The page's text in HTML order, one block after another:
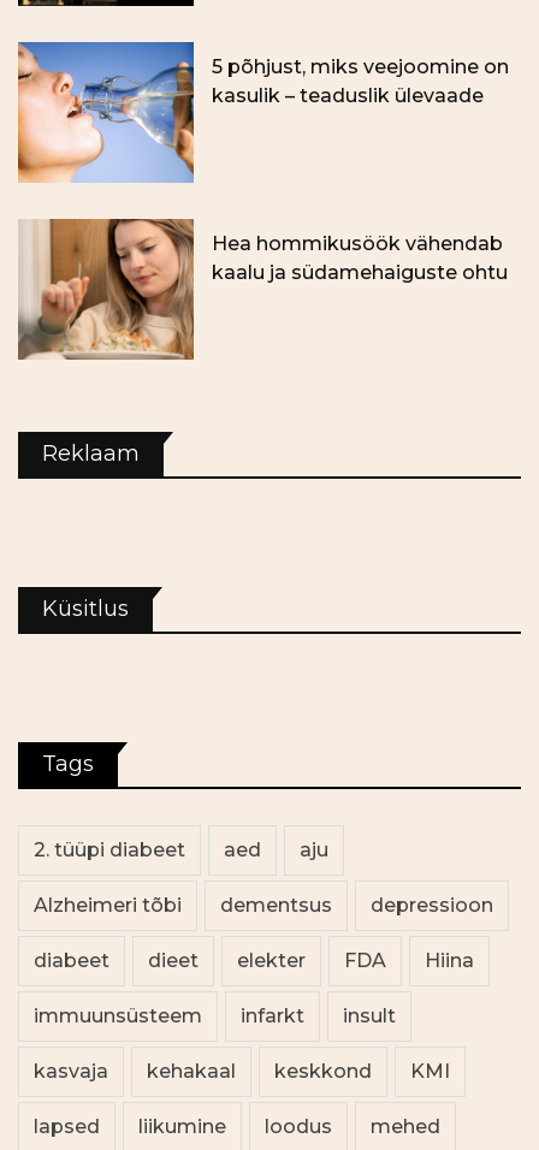
5 põhjust, miks veejoomine on
kasulik – teaduslik ülevaade
Hea hommikusöök vähendab
kaalu ja südamehaiguste ohtu
Reklaam
Küsitlus
Tags
2. tüüpi diabeet aed aju
Alzheimeri tõbi dementsus depressioon
diabeet dieet elekter FDA Hiina
immuunsüsteem infarkt insult
kasvaja kehakaal keskkond KMI
lapsed liikumine loodus mehed